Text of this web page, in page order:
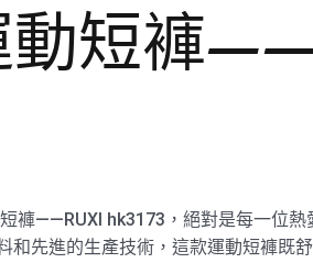
動短褲
褲——RUXI hk3173，絕對是每一位熱
和先進的生產技術，這款運動短褲既